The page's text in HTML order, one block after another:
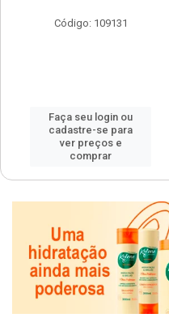
Código: 109131
Faça seu login ou
cadastre-se para
ver preços e
comprar